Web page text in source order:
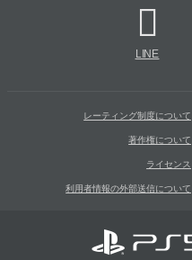
LINE
レーティング制度について
著作権について
ライセンス
利用者情報の外部送信について